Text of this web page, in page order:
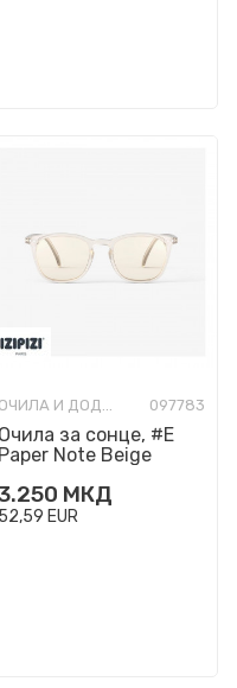
ОЧИЛА И ДОДАТОЦИ 097783
Очила за сонце, #E
Paper Note Beige
МКД
52,59 EUR